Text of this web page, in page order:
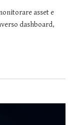
asset e
dashboard,